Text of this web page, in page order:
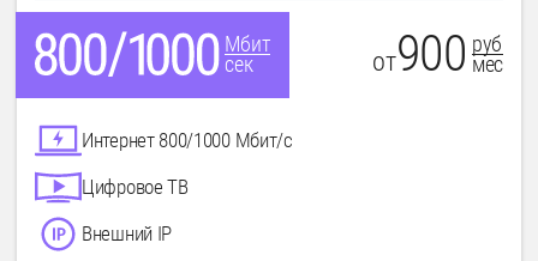
Мбит
сек
от900 руб
мес
Интернет 800/1000 Мбит/с
Цифровое ТВ
Внешний IP